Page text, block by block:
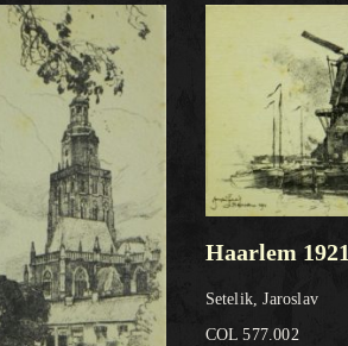
Haarlem 1921
Setelik, Jaroslav
COL 577.002